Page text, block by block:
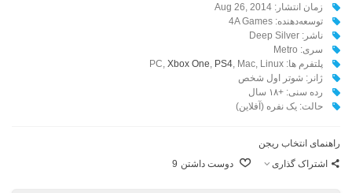
زمان انتشار:Aug 26, 2014
توسعه‌دهنده: 4A Games
ناشر: Deep Silver
سری: Metro
پلتفرم ها: P
C, Xbox One PS4, Mac, Linux
ژانر: شوتر اول شخص
رده سنی: +۱۸ سال
حالت: یک نفره (آفلاین)
راهنمای انتخاب ریجن
اشتراک گذاری
دوست داشتن 9